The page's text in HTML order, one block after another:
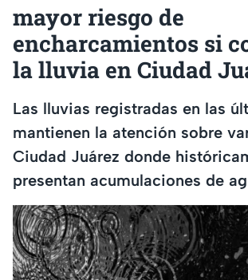
mayor riesgo de
encharcamientos si
la lluvia en Ciudad
Las lluvias registradas en las
mantienen la atención sobre
Ciudad Juárez donde
presentan acumulaciones de